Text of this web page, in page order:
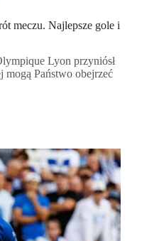
meczu. Najlepsze gole i
Lyon przyniósł
mogą Państwo obejrzeć